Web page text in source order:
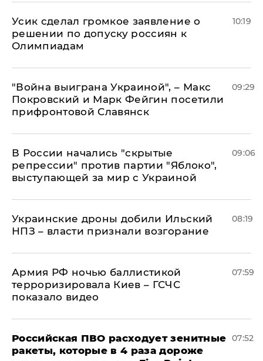
Усик сделал громкое заявление о
решении по допуску россиян к
Олимпиадам
10:19
"Война выиграна Украиной", – Макс
Покровский и Марк Фейгин посетили
прифронтовой Славянск
09:29
В России начались "скрытые
репрессии" против партии "Яблоко",
выступающей за мир с Украиной
09:06
Украинские дроны добили Ильский
НПЗ – власти признали возгорание
08:19
Армия РФ ночью баллистикой
терроризировала Киев – ГСЧС
показало видео
07:59
Российская ПВО расходует зенитные
ракеты, которые в 4 раза дороже
07:52